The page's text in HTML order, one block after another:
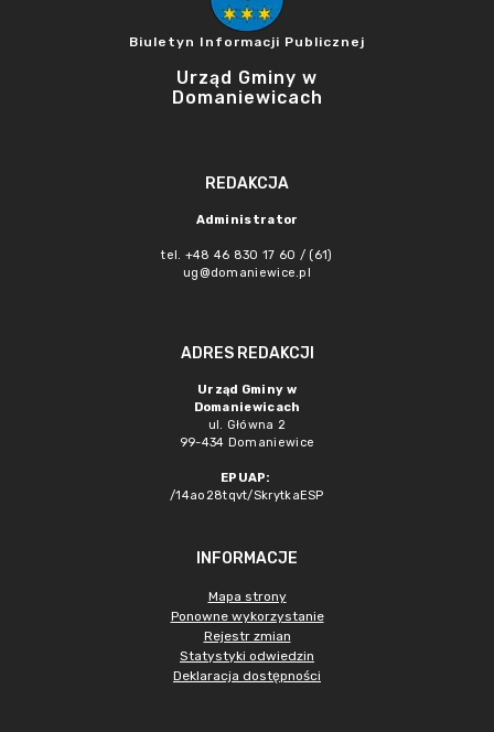
Biuletyn Informacji Publicznej
Urząd Gminy w
Domaniewicach
REDAKCJA
Administrator
tel. +48 46 830 17 60 / (61)
ug@domaniewice.pl
ADRES REDAKCJI
Urząd Gminy w
Domaniewicach
ul. Główna 2
99-434 Domaniewice
EPUAP:
/14ao28tqvt/SkrytkaESP
INFORMACJE
Mapa strony
Ponowne wykorzystanie
Rejestr zmian
Statystyki odwiedzin
Deklaracja dostępności